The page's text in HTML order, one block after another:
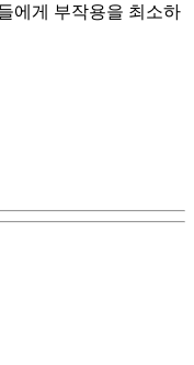
에게 부작용을 최소하